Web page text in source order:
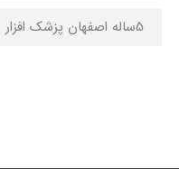
5ساله اصفهان پزشک افزار